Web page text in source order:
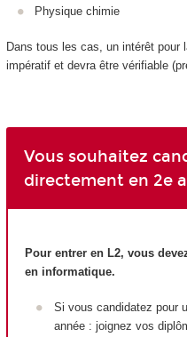
Physique chimie
Dans tous les cas, un intérêt pour
impératif et devra être vérifiable
Vous souhaitez
directement en 2e
Pour entrer en L2, vous
en informatique.
Si vous candidatez pour
année : joignez vos